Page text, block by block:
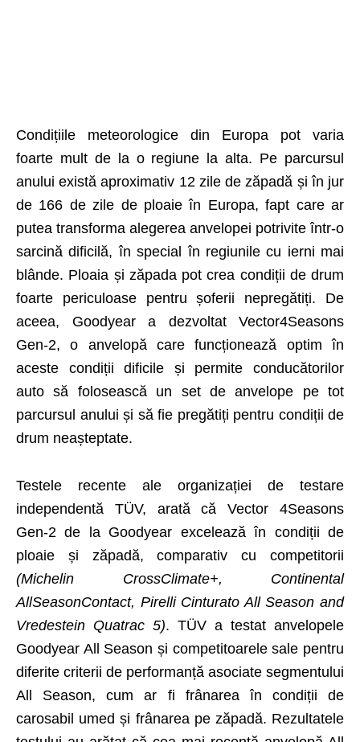
Condițiile meteorologice din Europa pot varia
foarte mult de la o regiune la alta. Pe parcursul
anului există aproximativ 12 zile de zăpadă și în jur
de 166 de zile de ploaie în Europa, fapt care ar
putea transforma alegerea anvelopei potrivite într-o
sarcină dificilă, în special în regiunile cu ierni mai
blânde. Ploaia și zăpada pot crea condiții de drum
foarte periculoase pentru șoferii nepregătiți. De
aceea, Goodyear a dezvoltat Vector4Seasons
Gen-2, o anvelopă care funcționează optim în
aceste condiții dificile și permite conducătorilor
auto să folosească un set de anvelope pe tot
parcursul anului și să fie pregătiți pentru condiții de
drum neașteptate.
Testele recente ale organizației de testare
independentă TÜV, arată că Vector 4Seasons
Gen-2 de la Goodyear excelează în condiții de
ploaie și zăpadă, comparativ cu competitorii
(Michelin CrossClimate+, Continental
AllSeasonContact, Pirelli Cinturato All Season and
Vredestein Quatrac 5). TÜV a testat anvelopele
Goodyear All Season și competitoarele sale pentru
diferite criterii de performanță asociate segmentului
All Season, cum ar fi frânarea în condiții de
carosabil umed și frânarea pe zăpadă. Rezultatele